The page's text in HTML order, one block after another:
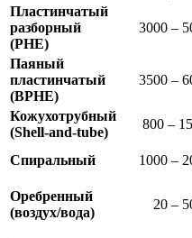
Пластинчатый
разборный
(PHE)
3000 –
Паяный
пластинчатый
(BPHE)
3500 –
Кожухотрубный
(Shell-and-tube)
800 –
Спиральный
1000 –
Оребренный
(воздух/вода)
20 –